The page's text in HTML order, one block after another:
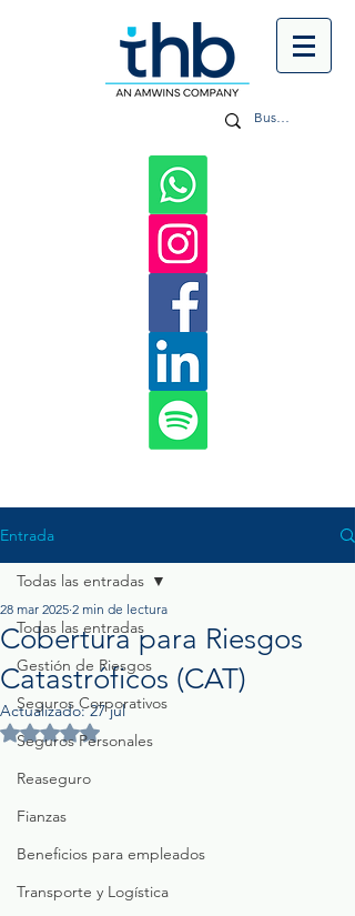
Entrada
Todas las entradas
Gestión de Riesgos
Seguros Corporativos
Seguros Personales
Reaseguro
Fianzas
Beneficios para empleados
Transporte y Logística
Todas las entradas
Cobertura para Riesgos
Catastróficos (CAT)
28 mar 2025 2 min de lectura
Actualizado:27 jul
Obtuvo NaN de 5 estrellas.